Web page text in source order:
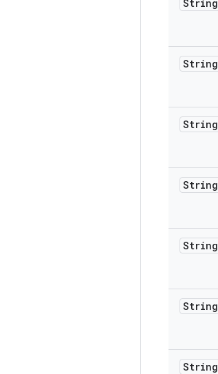
String
String
String
String
String
String
String